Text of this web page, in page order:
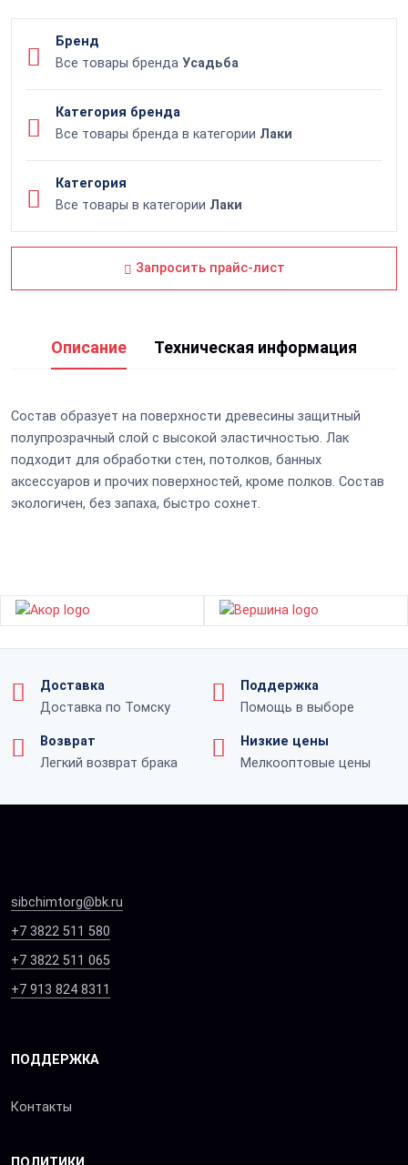
Бренд
Все товары бренда Усадьба
Категория бренда
Все товары бренда в категории Лаки
Категория
Все товары в категории Лаки
Запросить прайс-лист
Описание Техническая информация
Состав образует на поверхности древесины защитный
полупрозрачный слой с высокой эластичностью. Лак
подходит для обработки стен, потолков, банных
аксессуаров и прочих поверхностей, кроме полков. Состав
экологичен, без запаха, быстро сохнет.
Доставка
Доставка по Томску
Поддержка
Помощь в выборе
Возврат
Легкий возврат брака
Низкие цены
Мелкооптовые цены
sibchimtorg@bk.ru
+7 3822 511 580
+7 3822 511 065
+7 913 824 8311
ПОДДЕРЖКА
Контакты